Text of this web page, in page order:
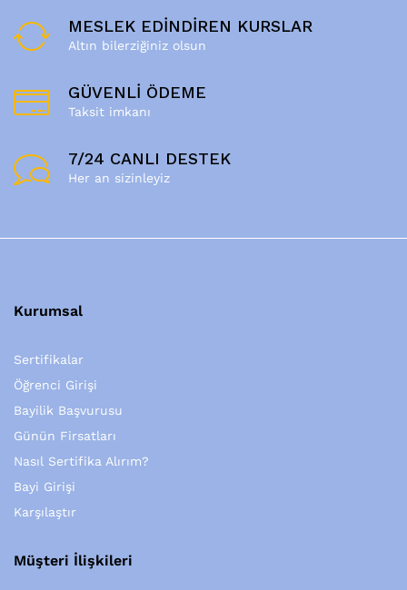
MESLEK EDİNDİREN KURSLAR
Altın bilerziğiniz olsun
GÜVENLİ ÖDEME
Taksit imkanı
7/24 CANLI DESTEK
Her an sizinleyiz
Kurumsal
Sertifikalar
Öğrenci Girişi
Bayilik Başvurusu
Günün Firsatları
Nasıl Sertifika Alırım?
Bayi Girişi
Karşılaştır
Müşteri İlişkileri